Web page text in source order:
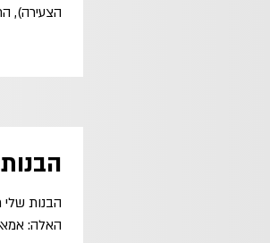
הצעירה),
הבנות
האלה: